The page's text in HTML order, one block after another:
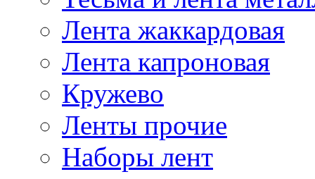
Лента жаккардовая
Лента капроновая
Кружево
Ленты прочие
Наборы лент